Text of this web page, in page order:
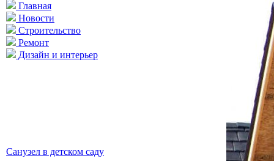
Главная
Новости
Строительство
Ремонт
Дизайн и интерьер
Санузел в детском саду